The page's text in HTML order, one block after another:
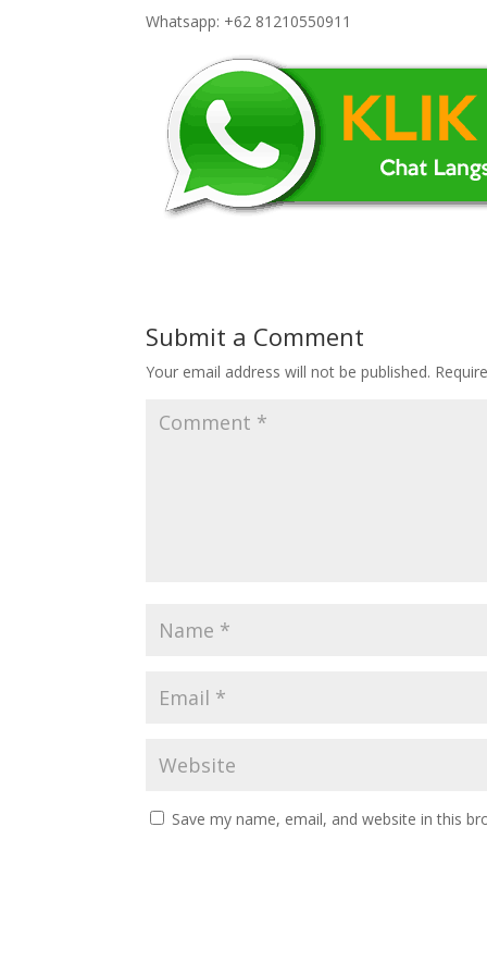
Whatsapp: +62 81210550911
Submit a Comment
Your email address will not be published.
Save my name, email, and website in this